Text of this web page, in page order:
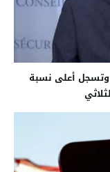
وتسجل أعلى نسبة